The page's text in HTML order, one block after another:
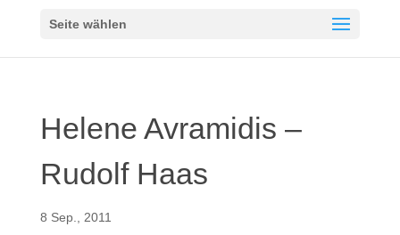
Seite wählen
Helene Avramidis –
Rudolf Haas
8 Sep., 2011